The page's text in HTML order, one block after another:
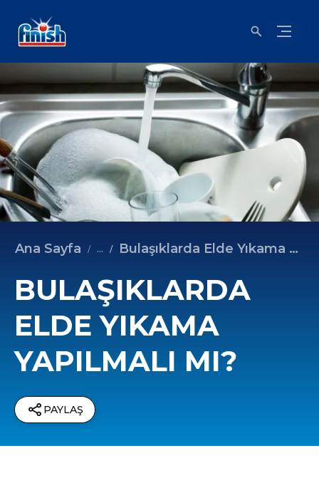
Ana Sayfa ... Bulaşıklarda Elde Yıkama Yapılmalı mı?
BULAŞIKLARDA
ELDE YIKAMA
YAPILMALI MI?
PAYLAŞ